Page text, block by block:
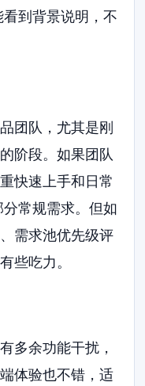
到背景说明，不
团队，尤其是刚
阶段。如果团队
快速上手和日常
常规需求。但如
需求池优先级评
些吃力。
多余功能干扰，
体验也不错，适